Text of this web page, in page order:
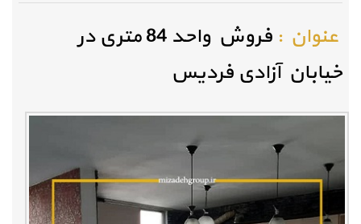
عنوان :
فروش واحد 84 متری در
خیابان آزادی فردیس